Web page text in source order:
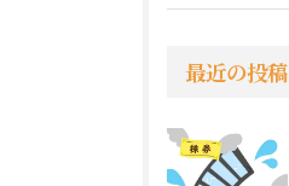
最近の投稿